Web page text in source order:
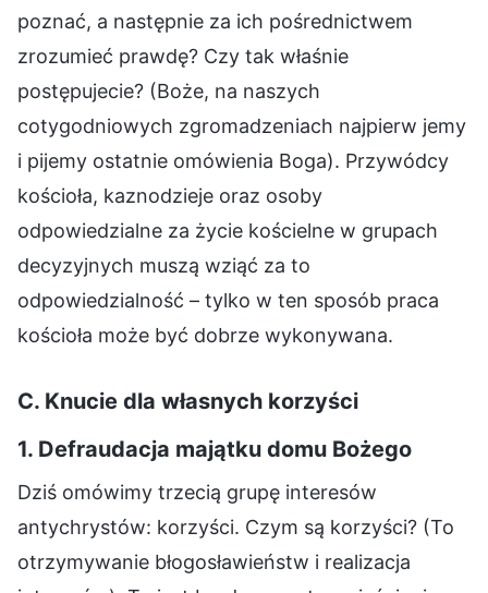
poznać, a następnie za ich pośrednictwem
zrozumieć prawdę? Czy tak właśnie
postępujecie? (Boże, na naszych
cotygodniowych zgromadzeniach najpierw jemy
i pijemy ostatnie omówienia Boga). Przywódcy
kościoła, kaznodzieje oraz osoby
odpowiedzialne za życie kościelne w grupach
decyzyjnych muszą wziąć za to
odpowiedzialność – tylko w ten sposób praca
kościoła może być dobrze wykonywana.
C. Knucie dla własnych korzyści
1. Defraudacja majątku domu Bożego
Dziś omówimy trzecią grupę interesów
antychrystów: korzyści. Czym są korzyści? (To
otrzymywanie błogosławieństw i realizacja